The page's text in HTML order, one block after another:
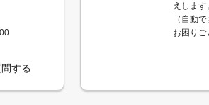
する
えします
（自動
お困りご